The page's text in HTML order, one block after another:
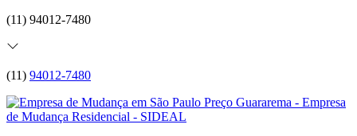
(11) 94012-7480
(11) 94012-7480